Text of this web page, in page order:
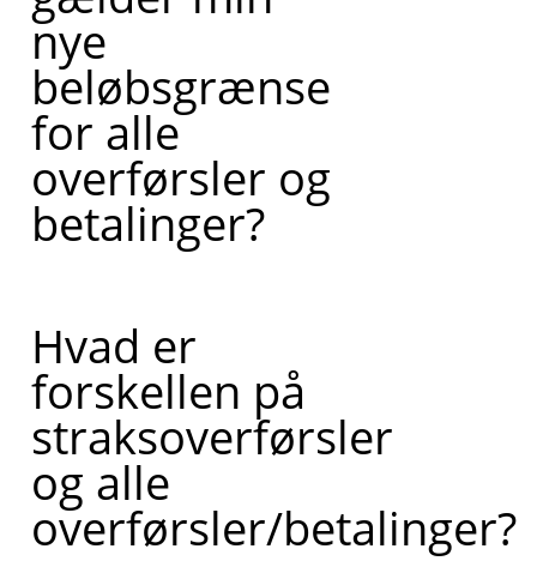
nye
beløbsgrænse
for alle
overførsler og
betalinger?
Hvad er
forskellen på
straksoverførsler
og alle
overførsler/betalinger?